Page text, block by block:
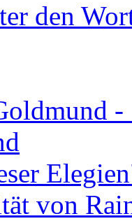
den
von